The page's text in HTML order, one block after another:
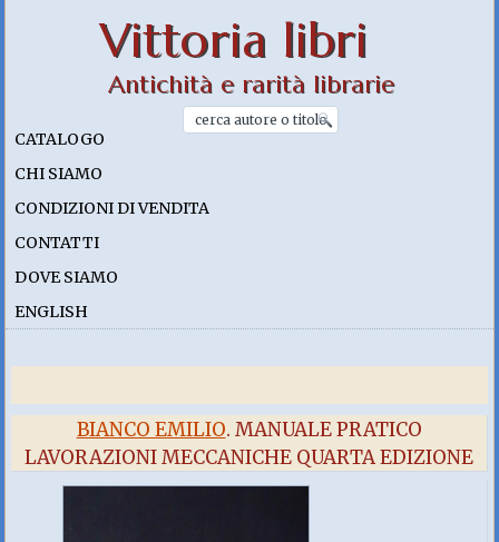
Vittoria libri
Antichità e rarità librarie
CATALOGO
CHI SIAMO
CONDIZIONI DI VENDITA
CONTATTI
DOVE SIAMO
ENGLISH
BIANCO EMILIO. MANUALE PRATICO
LAVORAZIONI MECCANICHE QUARTA EDIZIONE